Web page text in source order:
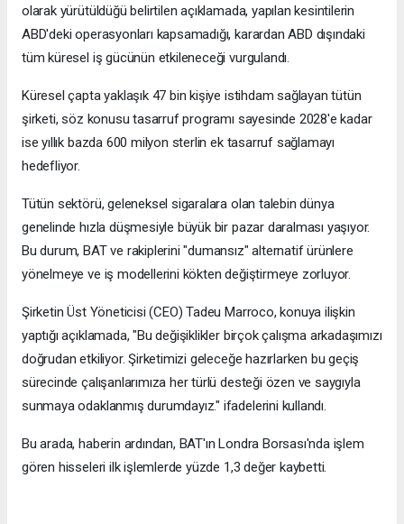
olarak yürütüldüğü belirtilen açıklamada, yapılan kesintilerin
ABD'deki operasyonları kapsamadığı, karardan ABD dışındaki
tüm küresel iş gücünün etkileneceği vurgulandı.
Küresel çapta yaklaşık 47 bin kişiye istihdam sağlayan tütün
şirketi, söz konusu tasarruf programı sayesinde 2028'e kadar
ise yıllık bazda 600 milyon sterlin ek tasarruf sağlamayı
hedefliyor.
Tütün sektörü, geleneksel sigaralara olan talebin dünya
genelinde hızla düşmesiyle büyük bir pazar daralması yaşıyor.
Bu durum, BAT ve rakiplerini "dumansız" alternatif ürünlere
yönelmeye ve iş modellerini kökten değiştirmeye zorluyor.
Şirketin Üst Yöneticisi (CEO) Tadeu Marroco, konuya ilişkin
yaptığı açıklamada, "Bu değişiklikler birçok çalışma arkadaşımızı
doğrudan etkiliyor. Şirketimizi geleceğe hazırlarken bu geçiş
sürecinde çalışanlarımıza her türlü desteği özen ve saygıyla
sunmaya odaklanmış durumdayız." ifadelerini kullandı.
Bu arada, haberin ardından, BAT'ın Londra Borsası'nda işlem
gören hisseleri ilk işlemlerde yüzde 1,3 değer kaybetti.